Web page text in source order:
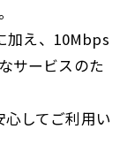
加え、10Mbps
サービスのた
してご利用い